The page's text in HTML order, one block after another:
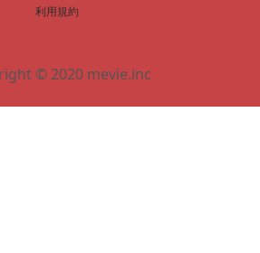
利用規約
© 2020 mevie.inc